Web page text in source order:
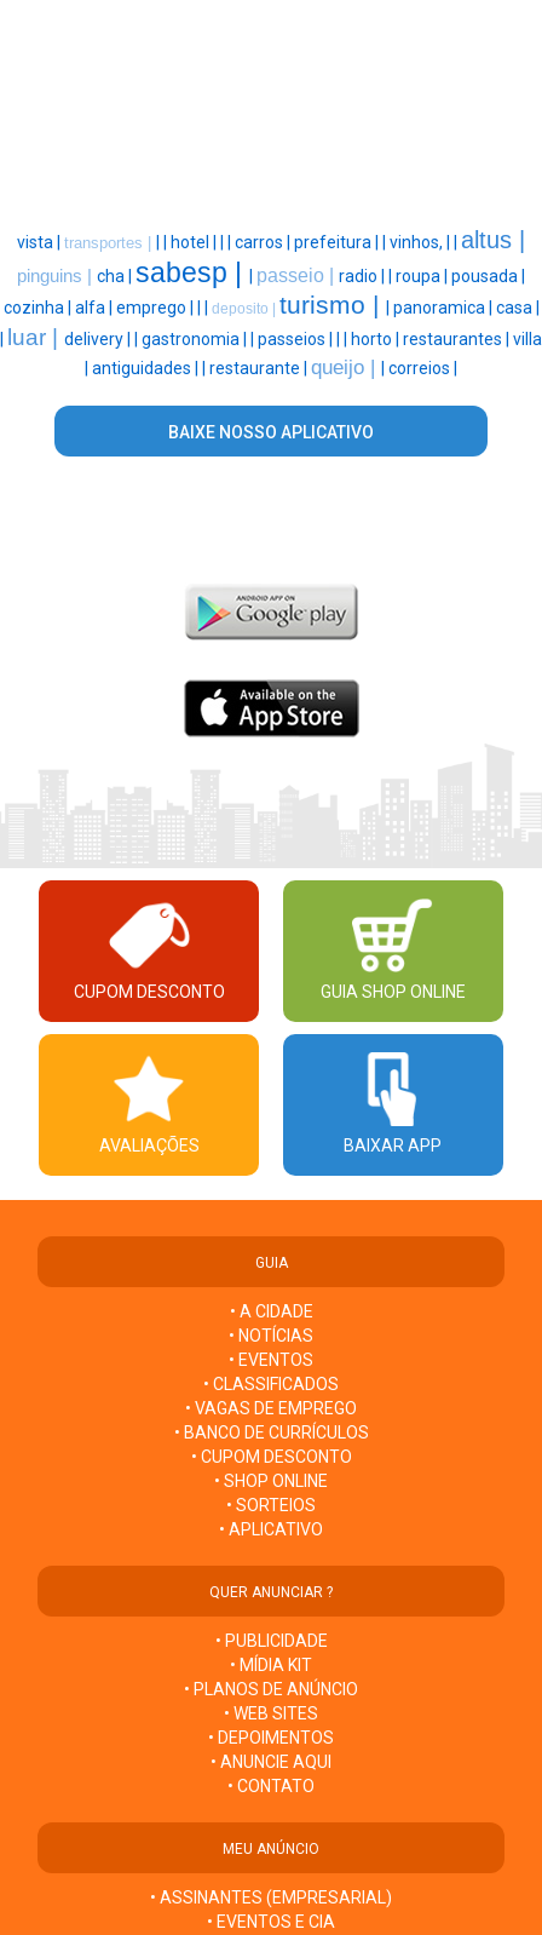
vista | transportes | | | hotel | | | carros | prefeitura | | vinhos, | | altus |
pinguins | cha | sabesp | | passeio | radio | | roupa | pousada |
cozinha | alfa | emprego | | | deposito | turismo | | panoramica | casa |
| luar | delivery | | gastronomia | | passeios | | | horto | restaurantes | villa
| antiguidades | | restaurante | queijo | | correios |
BAIXE NOSSO APLICATIVO
CUPOM DESCONTO GUIA SHOP ONLINE
AVALIAÇÕES BAIXAR APP
GUIA
• A CIDADE
• NOTÍCIAS
• EVENTOS
• CLASSIFICADOS
• VAGAS DE EMPREGO
• BANCO DE CURRÍCULOS
• CUPOM DESCONTO
• SHOP ONLINE
• SORTEIOS
• APLICATIVO
QUER ANUNCIAR ?
• PUBLICIDADE
• MÍDIA KIT
• PLANOS DE ANÚNCIO
• WEB SITES
• DEPOIMENTOS
• ANUNCIE AQUI
• CONTATO
MEU ANÚNCIO
• ASSINANTES (EMPRESARIAL)
• EVENTOS E CIA